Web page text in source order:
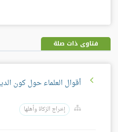
فتاوى ذات صلة
أقوال العلماء حول كون
إخراج الزكاة وأهلها